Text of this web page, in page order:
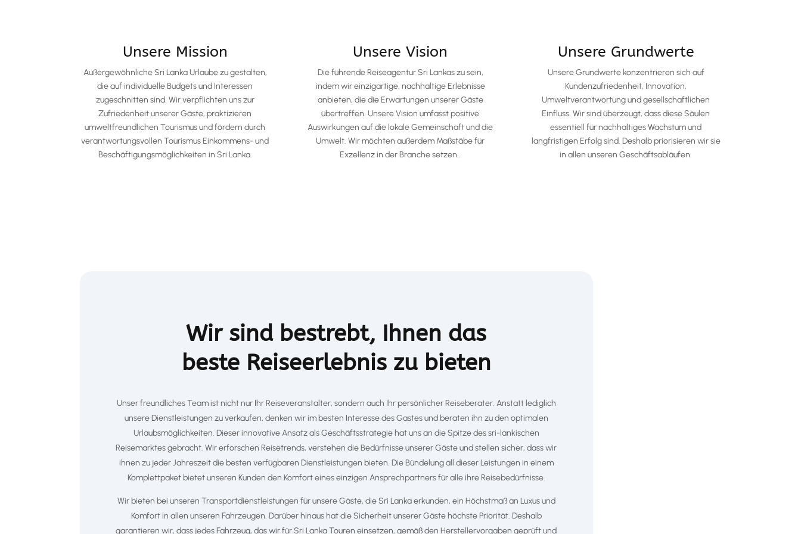
Unsere Mission
Außergewöhnliche Sri Lanka Urlaube zu gestalten,
die auf individuelle Budgets und Interessen
zugeschnitten sind. Wir verpflichten uns zur
Zufriedenheit unserer Gäste, praktizieren
umweltfreundlichen Tourismus und fördern durch
verantwortungsvollen Tourismus Einkommens- und
Beschäftigungsmöglichkeiten in Sri Lanka.
Unsere Vision
Die führende Reiseagentur Sri Lankas zu sein,
indem wir einzigartige, nachhaltige Erlebnisse
anbieten, die die Erwartungen unserer Gäste
übertreffen. Unsere Vision umfasst positive
Auswirkungen auf die lokale Gemeinschaft und die
Umwelt. Wir möchten außerdem Maßstäbe für
Exzellenz in der Branche setzen..
Unsere Grundwerte
Unsere Grundwerte konzentrieren sich auf
Kundenzufriedenheit, Innovation,
Umweltverantwortung und gesellschaftlichen
Einfluss. Wir sind überzeugt, dass diese Säulen
essentiell für nachhaltiges Wachstum und
langfristigen Erfolg sind. Deshalb priorisieren wir sie
in allen unseren Geschäftsabläufen.
Wir sind bestrebt, Ihnen das
beste Reiseerlebnis zu bieten
Unser freundliches Team ist nicht nur Ihr Reiseveranstalter, sondern auch Ihr persönlicher Reiseberater. Anstatt lediglich
unsere Dienstleistungen zu verkaufen, denken wir im besten Interesse des Gastes und beraten ihn zu den optimalen
Urlaubsmöglichkeiten. Dieser innovative Ansatz als Geschäftsstrategie hat uns an die Spitze des sri-lankischen
Reisemarktes gebracht. Wir erforschen Reisetrends, verstehen die Bedürfnisse unserer Gäste und stellen sicher, dass wir
ihnen zu jeder Jahreszeit die besten verfügbaren Dienstleistungen bieten. Die Bündelung all dieser Leistungen in einem
Komplettpaket bietet unseren Kunden den Komfort eines einzigen Ansprechpartners für alle ihre Reisebedürfnisse.
Wir bieten bei unseren Transportdienstleistungen für unsere Gäste, die Sri Lanka erkunden, ein Höchstmaß an Luxus und
Komfort in allen unseren Fahrzeugen. Darüber hinaus hat die Sicherheit unserer Gäste höchste Priorität. Deshalb
garantieren wir, dass jedes Fahrzeug, das wir für Sri Lanka Touren einsetzen, gemäß den Herstellervorgaben geprüft und